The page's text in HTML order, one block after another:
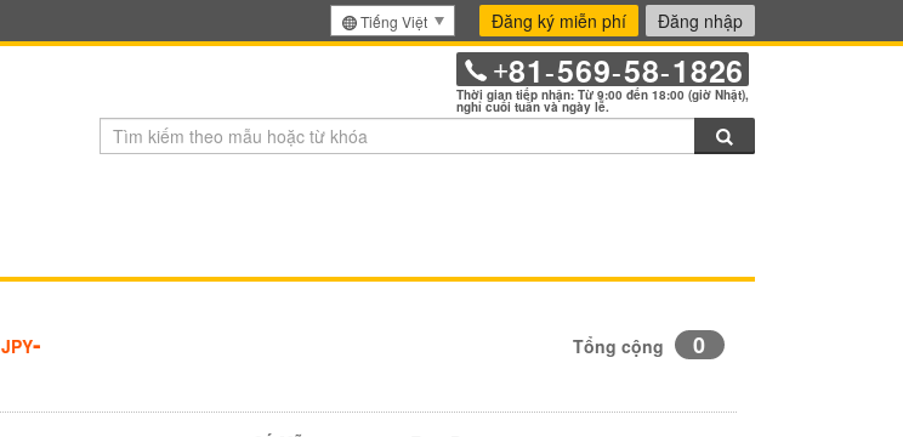
Tiếng Việt Đăng ký miễn phí Đăng nhập
+81 -569-58-1826
Thời gian tiếp nhận: Từ 9:00 đến 18:00 (giờ Nhật),
nghỉ cuối tuần và ngày lễ.
JPY- Tổng cộng 0